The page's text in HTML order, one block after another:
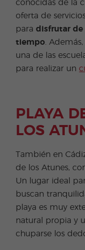
conocidas de la
oferta de
paradisfrutar de
tiempo .
una de las
para realizar un
PLAYA
LOS
También en
de los Atunes,
Un lugar ideal
buscan
playa es muy
natural propia y
chuparse los